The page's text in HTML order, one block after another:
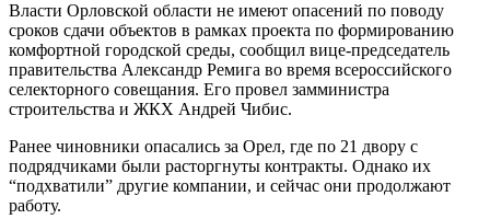
Власти Орловской области не имеют опасений по поводу
сроков сдачи объектов в рамках проекта по формированию
комфортной городской среды, сообщил вице-председатель
правительства Александр Ремига во время всероссийского
селекторного совещания. Его провел замминистра
строительства и ЖКХ Андрей Чибис.
Ранее чиновники опасались за Орел, где по 21 двору с
подрядчиками были расторгнуты контракты. Однако их
“подхватили” другие компании, и сейчас они продолжают
работу.